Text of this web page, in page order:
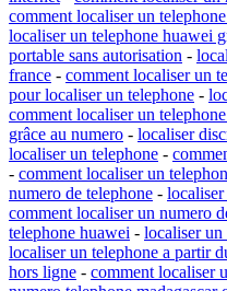
comment localiser un
localiser un telephone huawei
portable sans autorisation -
france - comment localiser un
pour localiser un telephone -
comment localiser un
grâce au numero - localiser
localiser un telephone -
- comment localiser un
numero de telephone -
comment localiser un numero
telephone huawei - localiser un
localiser un telephone a partir
hors ligne - comment localiser